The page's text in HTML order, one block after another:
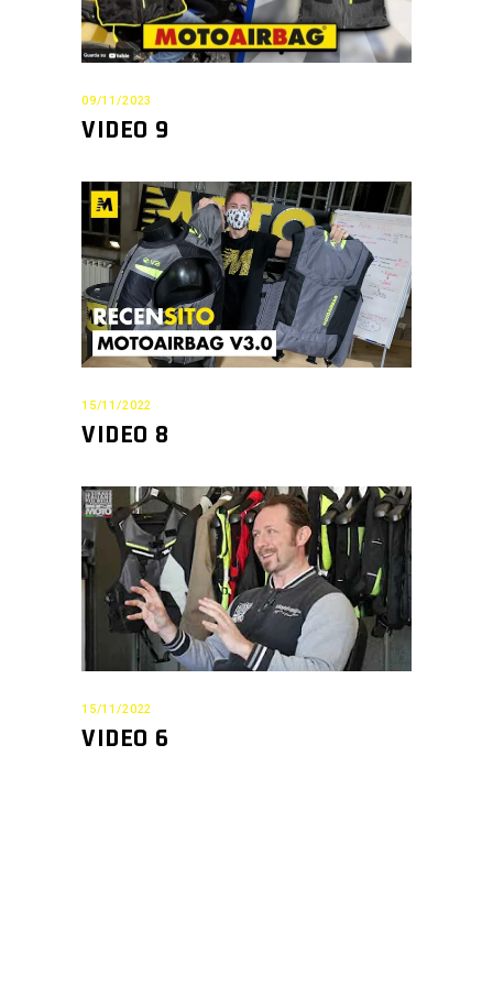
09/11/2023
VIDEO 9
15/11/2022
VIDEO 8
15/11/2022
VIDEO 6